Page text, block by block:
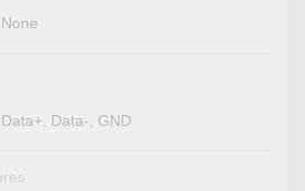
None
Data+, Data-, GND